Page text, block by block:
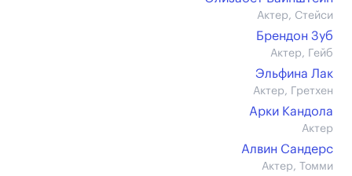
Актер, Стейси
Брендон Зуб
Актер, Гейб
Эльфина Лак
Актер, Гретхен
Арки Кандола
Актер
Алвин Сандерс
Актер, Томми